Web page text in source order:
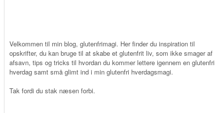
Velkommen til min blog, glutenfrimagi. Her finder du inspiration til
opskrifter, du kan bruge til at skabe et glutenfrit liv, som ikke smager af
afsavn, tips og tricks til hvordan du kommer lettere igennem en glutenfri
hverdag samt små glimt ind i min glutenfri hverdagsmagi.
Tak fordi du stak næsen forbi.